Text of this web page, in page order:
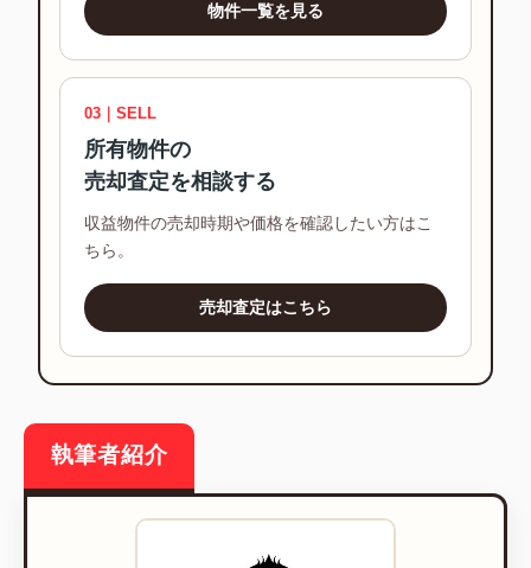
物件一覧を見る
03｜SELL
所有物件の
売却査定を相談する
収益物件の売却時期や価格を確認したい方はこ
ちら。
売却査定はこちら
執筆者紹介